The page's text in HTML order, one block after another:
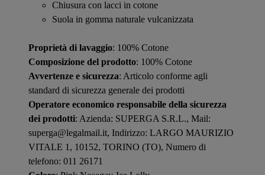
Chiusura con lacci in cotone
Suola in gomma naturale vulcanizzata
Proprietà di lavaggio: 100% Cotone
Composizione del prodotto: 100% Cotone
Avvertenze e sicurezza: Articolo conforme agli
standard di sicurezza generale dei prodotti
Operatore economico responsabile della sicurezza
dei prodotti: Azienda: SUPERGA S.R.L., Mail:
superga@legalmail.it, Indirizzo: LARGO MAURIZIO
VITALE 1, 10152, TORINO (TO), Numero di
telefono: 011 26171